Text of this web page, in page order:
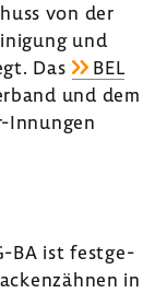
von der
und
Das
BEL
und dem
​Innungen
BA ist fest­ge­
in